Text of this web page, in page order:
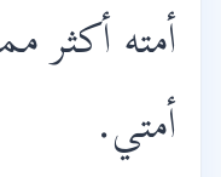
أمته أكثر
أمتي.